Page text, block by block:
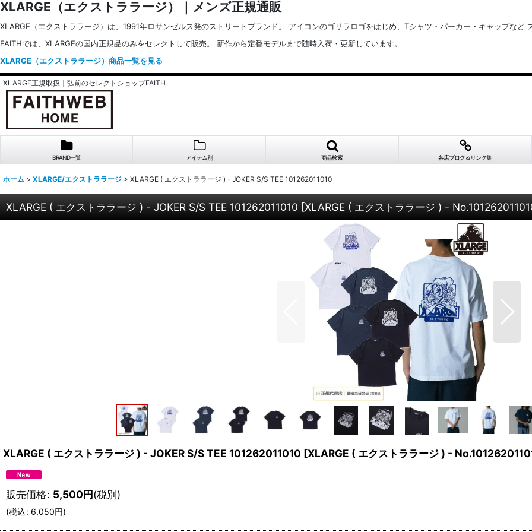
XLARGE（エクストララージ）｜メンズ正規通販
XLARGE（エクストララージ）は、1991年ロサンゼルス発のストリートブランド。 アイコンのゴリラロゴをはじめ、Tシャツ・パーカー・キャップな
FAITHでは、XLARGEの国内正規品のみをセレクトして販売。 新作から定番モデルまで随時入荷・更新しています。
XLARGE（エクストララージ）商品一覧を見る
XLARGE正規取扱｜弘前のセレクトショップFAITH
BRAND一覧 アイテム別 商品検索 各店ブログ＆リンク集
ホーム > XLARGE/エクストララージ > XLARGE ( エクストララージ ) - JOKER S/S TEE 101262011010
XLARGE ( エクストララージ ) - JOKER S/S TEE 101262011010 [XLARGE ( エクストララージ ) -
XLARGE ( エクストララージ ) - JOKER S/S TEE 101262011010 [XLARGE ( エクストララージ ) -
販売価格: 5,500円(税別)
(税込: 6,050円)